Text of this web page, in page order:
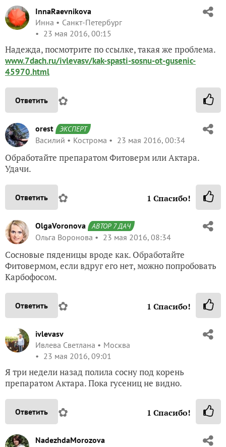
InnaRaevnikova
Инна
Санкт-Петербург
23 мая 2016, 00:15
Надежда, посмотрите по ссылке, такая же проблема.
www.7dach.ru/ivlevasv/kak-spasti-sosnu-ot-gusenic-
45970.html
Ответить ✿
orest ЭКСПЕРТ
Василий Кострома 23 мая 2016, 00:34
Обработайте препаратом Фитоверм или Актара.
Удачи.
Ответить ✿ 1 Спасибо!
OlgaVoronova АВТОР 7 ДАЧ
Ольга Воронова 23 мая 2016, 08:34
Сосновые пяденицы вроде как. Обработайте
Фитовермом, если вдруг его нет, можно попробовать
Карбофосом.
Ответить ✿ 1 Спасибо!
ivlevasv
Ивлева Светлана
Москва
23 мая 2016, 09:01
Я три недели назад полила сосну под корень
препаратом Актара. Пока гусениц не видно.
Ответить ✿ 1 Спасибо!
NadezhdaMorozova